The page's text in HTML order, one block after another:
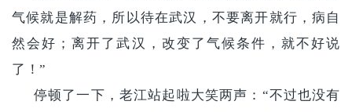
气候就是解药，所以待在武汉，不要离开就行，病自
然会好；离开了武汉，改变了气候条件，就不好说
了！”
停顿了一下，老江站起啦大笑两声：“不过也没有